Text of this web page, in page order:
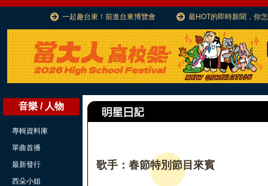
一起趣台東！前進台東博覽會 最HOT的即時新聞，你
音樂 / 人物
專輯資料庫
單曲首播
最新發行
西朵小姐
歌手：春節特別節目來賓